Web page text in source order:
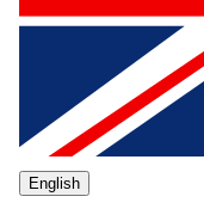
English